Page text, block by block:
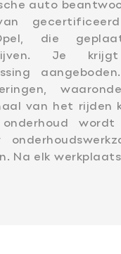
auto
die
Je
van het rijden
Na elk